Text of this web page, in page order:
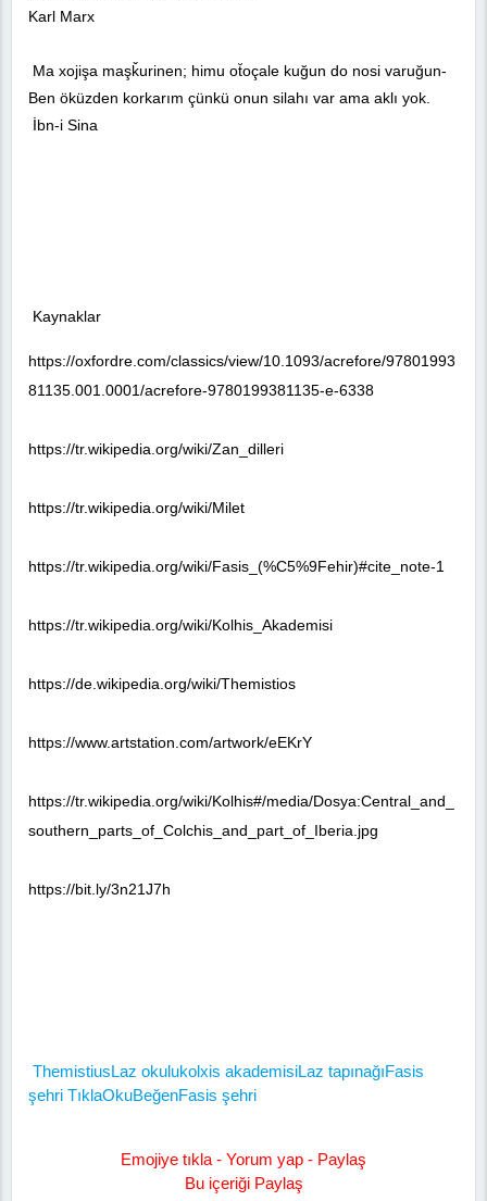
Karl Marx
Ma xojişa maşǩurinen; himu ot̆oçale kuğun do nosi varuğun-
Ben öküzden korkarım çünkü onun silahı var ama aklı yok.
İbn-i Sina
Kaynaklar
https://oxfordre.com/classics/view/10.1093/acrefore/97801993
81135.001.0001/acrefore-9780199381135-e-6338
https://tr.wikipedia.org/wiki/Zan_dilleri
https://tr.wikipedia.org/wiki/Milet
https://tr.wikipedia.org/wiki/Fasis_(%C5%9Fehir)#cite_note-1
https://tr.wikipedia.org/wiki/Kolhis_Akademisi
https://de.wikipedia.org/wiki/Themistios
https://www.artstation.com/artwork/eEKrY
https://tr.wikipedia.org/wiki/Kolhis#/media/Dosya:Central_and_
southern_parts_of_Colchis_and_part_of_Iberia.jpg
https://bit.ly/3n21J7h
ThemistiusLaz okulukolxis akademisiLaz tapınağıFasis
şehri TıklaOkuBeğenFasis şehri
Emojiye tıkla - Yorum yap - Paylaş
Bu içeriği Paylaş